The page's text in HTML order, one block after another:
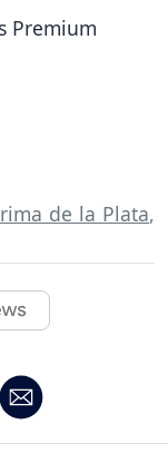
Premium
de la Plata,